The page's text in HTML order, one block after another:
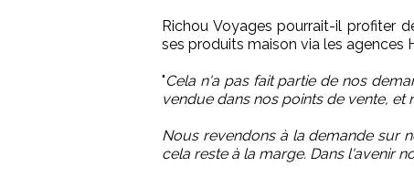
Richou Voyages pourrait-il profiter
ses produits maison via les agences
"Cela n'a pas fait partie de nos
vendue dans nos points de vente,
Nous revendons à la demande sur
cela reste à la marge. Dans l'avenir